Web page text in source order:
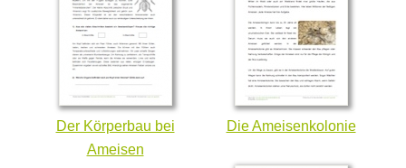
Der Körperbau bei
Ameisen
Die Ameisenkolonie